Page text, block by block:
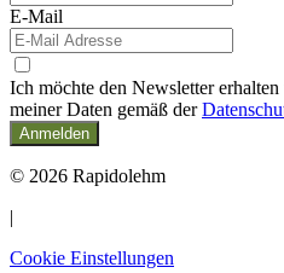
E-Mail
Ich möchte den Newsletter
meiner Daten gemäß der
Anmelden
© 2026 Rapidolehm
|
Cookie Einstellungen